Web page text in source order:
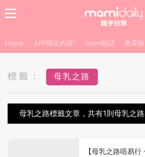
Home APP限定內容! mami熱話 教育路
標籤： 母乳之路
母乳之路標籤文章，共有1則母乳之
【母乳之路唔易